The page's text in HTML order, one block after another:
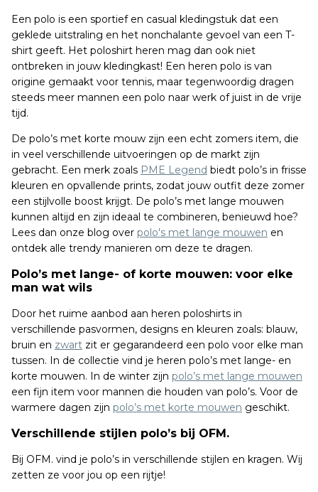
Een polo is een sportief en casual kledingstuk dat een
geklede uitstraling en het nonchalante gevoel van een T-
shirt geeft. Het poloshirt heren mag dan ook niet
ontbreken in jouw kledingkast! Een heren polo is van
origine gemaakt voor tennis, maar tegenwoordig dragen
steeds meer mannen een polo naar werk of juist in de vrije
tijd.
De polo’s met korte mouw zijn een echt zomers item, die
in veel verschillende uitvoeringen op de markt zijn
gebracht. Een merk zoals PME Legend biedt polo’s in frisse
kleuren en opvallende prints, zodat jouw outfit deze zomer
een stijlvolle boost krijgt. De polo’s met lange mouwen
kunnen altijd en zijn ideaal te combineren, benieuwd hoe?
Lees dan onze blog over polo's met lange mouwen en
ontdek alle trendy manieren om deze te dragen.
Polo’s met lange- of korte mouwen: voor elke
man wat wils
Door het ruime aanbod aan heren poloshirts in
verschillende pasvormen, designs en kleuren zoals: blauw,
bruin en zwart zit er gegarandeerd een polo voor elke man
tussen. In de collectie vind je heren polo’s met lange- en
korte mouwen. In de winter zijn polo’s met lange mouwen
een fijn item voor mannen die houden van polo’s. Voor de
warmere dagen zijn polo’s met korte mouwen geschikt.
Verschillende stijlen polo’s bij OFM.
Bij OFM. vind je polo’s in verschillende stijlen en kragen. Wij
zetten ze voor jou op een rijtje!